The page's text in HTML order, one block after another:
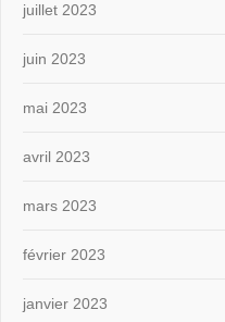
juillet 2023
juin 2023
mai 2023
avril 2023
mars 2023
février 2023
janvier 2023